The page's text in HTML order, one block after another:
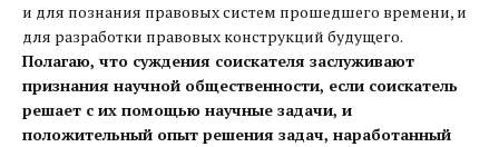
и для познания правовых систем прошедшего времени, и
для разработки правовых конструкций будущего.
Полагаю, что суждения соискателя заслуживают
признания научной общественности, если соискатель
решает с их помощью научные задачи, и
положительный опыт решения задач, наработанный